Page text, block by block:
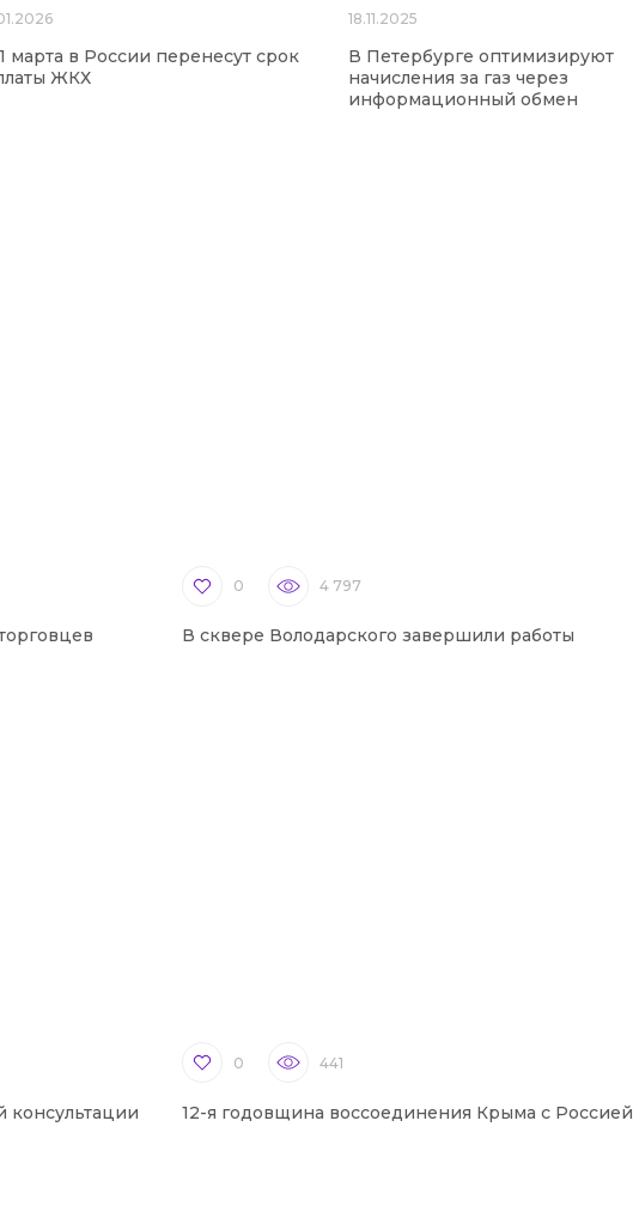
марта в России перенесут срок
ЖКХ
18.11.2025
В Петербурге оптимизируют
начисления за газ через
информационный обмен
0 4 797
В сквере Володарского завершили работы
консультации
0 441
12-я годовщина воссоединения Крыма с Россией